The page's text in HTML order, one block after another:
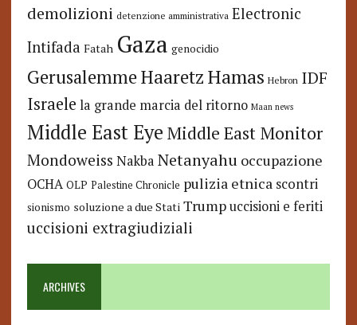
demolizioni detenzione amministrativa Electronic
Intifada Fatah Gaza genocidio
GerusalemmeHaaretzHamas Hebron IDF
Israele la grande marcia del ritorno Maan news
Middle East Eye Middle East Monitor
Mondoweiss Nakba Netanyahu occupazione
OCHA OLP Palestine Chronicle pulizia etnica scontri
sionismo soluzione a due Stati Trump uccisioni e feriti
uccisioni extragiudiziali
ARCHIVES